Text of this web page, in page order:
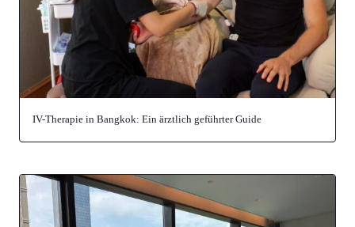
IV-Therapie in Bangkok: Ein ärztlich geführter Guide